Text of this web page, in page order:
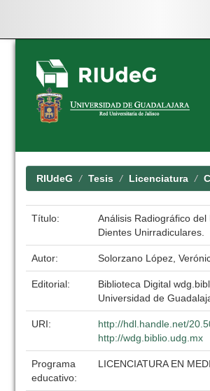
Skip
navigation
RIUdeG Tesis Licenciatura
Título:
Análisis Radiográfico del
Dientes Unirradiculares.
Autor: Solorzano López,
Editorial:
Biblioteca Digital
Universidad de
URI:
http://hdl.handle.net/
http://wdg.biblio.udg.mx
Programa
educativo:
LICENCIATURA EN